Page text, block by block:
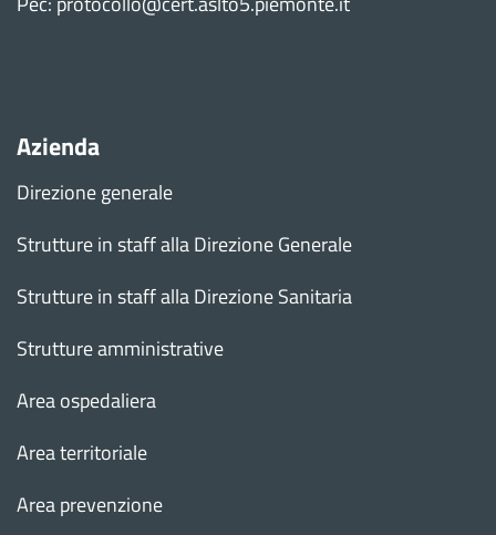
Azienda
Direzione generale
Strutture in staff alla Direzione Generale
Strutture in staff alla Direzione Sanitaria
Strutture amministrative
Area ospedaliera
Area territoriale
Area prevenzione